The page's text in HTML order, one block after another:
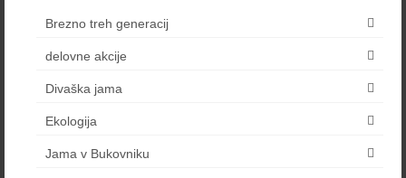
Brezno treh generacij
delovne akcije
Divaška jama
Ekologija
Jama v Bukovniku